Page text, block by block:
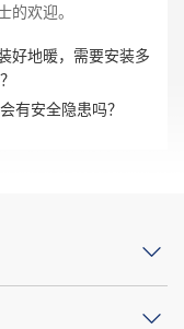
的欢迎。
好地暖，需要安装多
有安全隐患吗？